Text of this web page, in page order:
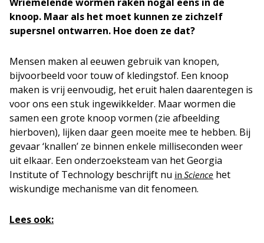
knoop. Maar als het moet kunnen ze zichzelf
supersnel ontwarren. Hoe doen ze dat?
Mensen maken al eeuwen gebruik van knopen,
bijvoorbeeld voor touw of kledingstof. Een knoop
maken is vrij eenvoudig, het eruit halen daarentegen is
voor ons een stuk ingewikkelder. Maar wormen die
samen een grote knoop vormen (zie afbeelding
hierboven), lijken daar geen moeite mee te hebben. Bij
gevaar ‘knallen’ ze binnen enkele milliseconden weer
uit elkaar. Een onderzoeksteam van het Georgia
Institute of Technology beschrijft nu in Science het
wiskundige mechanisme van dit fenomeen.
Lees ook: